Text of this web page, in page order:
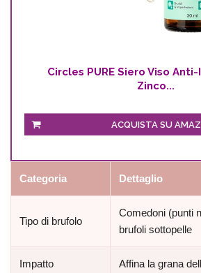
Circles PURE Siero Viso
Zinco...
ACQUISTA SU
Categoria Dettaglio
Tipo di brufolo
Comedoni (punti
brufoli sottopelle
Impatto
Affina la grana